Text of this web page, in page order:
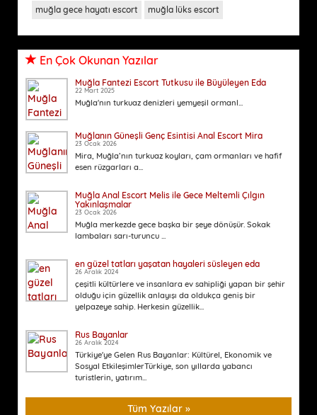
muğla gece hayatı escort
muğla lüks escort
En Çok Okunan Yazılar
Muğla Fantezi Escort Tutkusu ile Büyüleyen Eda
22 Mart 2025
Muğla'nın turkuaz denizleri yemyeşil ormanl...
Muğlanın Güneşli Genç Esintisi Anal Escort Mira
23 Ocak 2026
Mira, Muğla’nın turkuaz koyları, çam ormanları ve hafif
esen rüzgarları a...
Muğla Anal Escort Melis ile Gece Meltemli Çılgın
Yakınlaşmalar
23 Ocak 2026
Muğla merkezde gece başka bir şeye dönüşür. Sokak
lambaları sarı-turuncu ...
en güzel tatları yaşatan hayaleri süsleyen eda
26 Aralık 2024
çeşitli kültürlere ve insanlara ev sahipliği yapan bir şehir
olduğu için güzellik anlayışı da oldukça geniş bir
yelpazeye sahip. Herkesin güzellik...
Rus Bayanlar
26 Aralık 2024
Türkiye'ye Gelen Rus Bayanlar: Kültürel, Ekonomik ve
Sosyal EtkileşimlerTürkiye, son yıllarda yabancı
turistlerin, yatırım...
Tüm Yazılar »